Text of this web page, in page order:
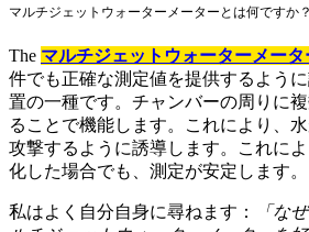
マルチジェットウォーターメーターとは何ですか
The マルチジェットウォーターメータ
件でも正確な測定値を提供するよう
置の一種です。チャンバーの周りに
ることで機能します。これにより、
攻撃するように誘導します。これに
化した場合でも、測定が安定します。
私はよく自分自身に尋ねます：
「な